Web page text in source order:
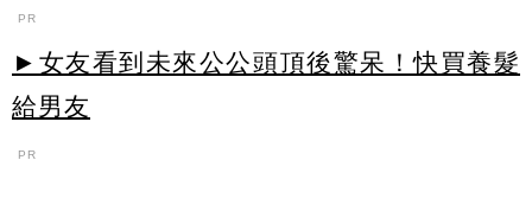
PR
►女友看到未來公公頭頂後驚呆！快買養髮
給男友
PR